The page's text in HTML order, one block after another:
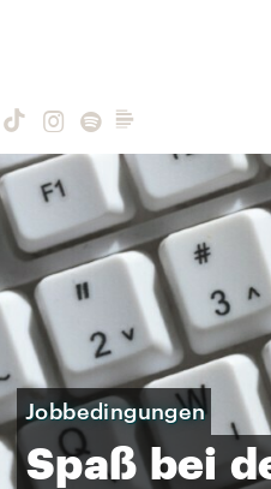
Jobbedingungen
Spaß bei